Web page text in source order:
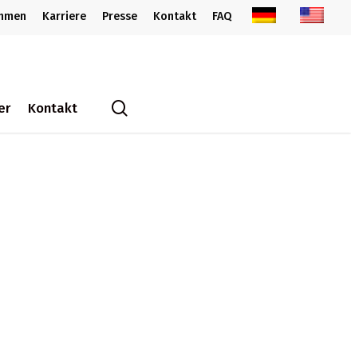
Karriere Presse Kontakt FAQ
Kontakt